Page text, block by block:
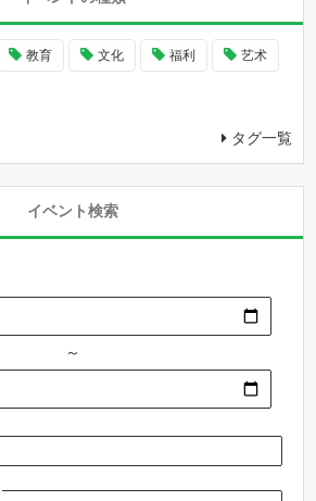
教育 文化 福利 艺术
タグ一覧
イベント検索
～